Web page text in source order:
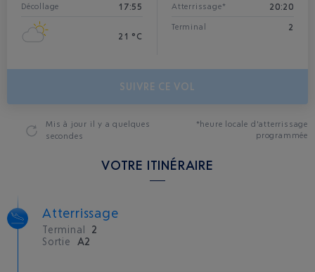
Décollage 17:55
21 °C
Atterrissage* 20:20
Terminal 2
SUIVRE CE VOL
Mis à jour il y a quelques
secondes
*heure locale d'atterrissage
programmée
VOTRE ITINÉRAIRE
Atterrissage
Terminal
2
Sortie
A2